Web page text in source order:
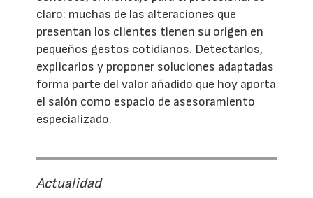
claro: muchas de las alteraciones que
presentan los clientes tienen su origen en
pequeños gestos cotidianos. Detectarlos,
explicarlos y proponer soluciones adaptadas
forma parte del valor añadido que hoy aporta
el salón como espacio de asesoramiento
especializado.
Actualidad